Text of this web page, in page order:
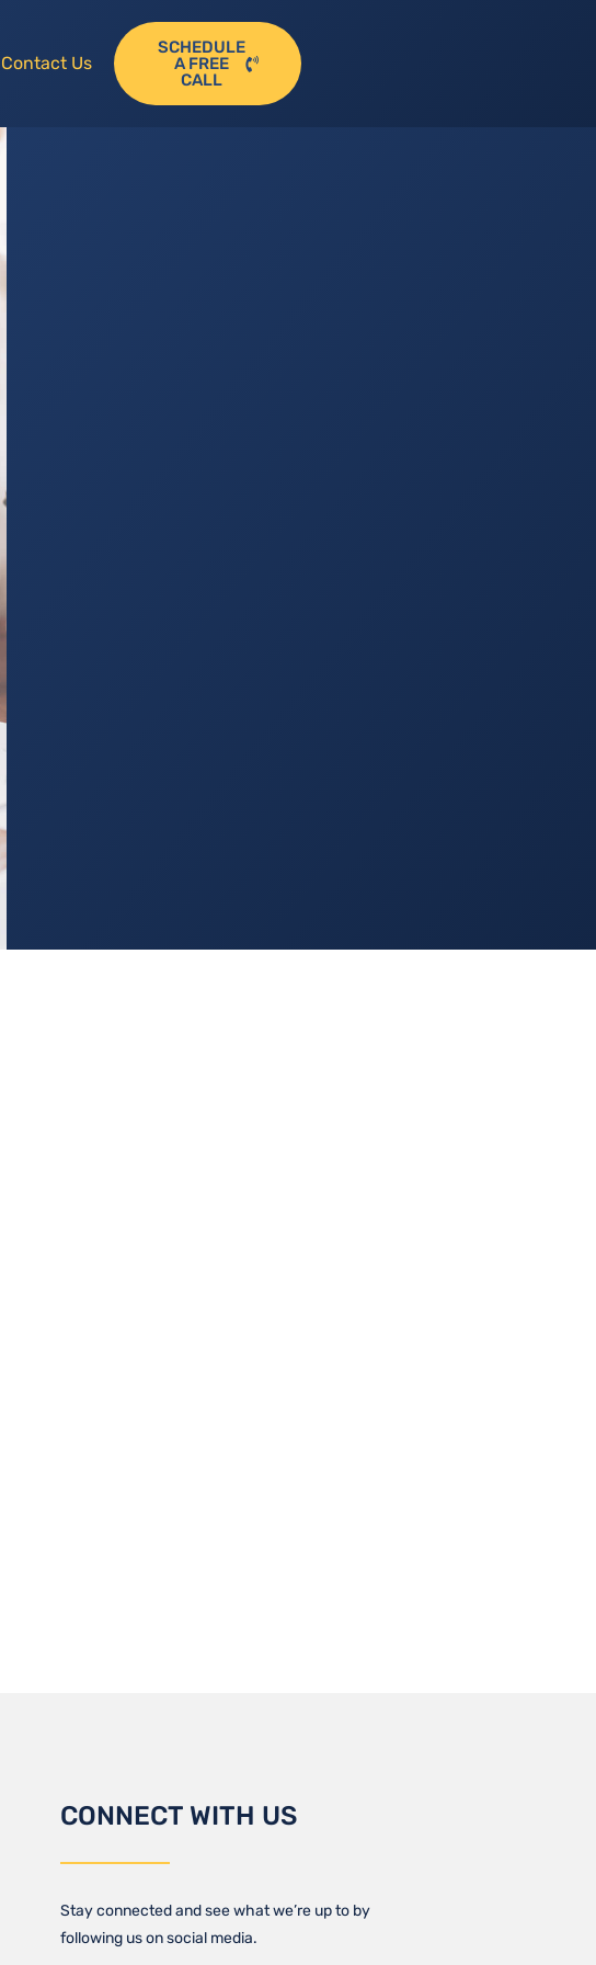
Contact Us
SCHEDULE
A FREE
CALL
CONNECT WITH US
Stay connected and see what we’re up to by
following us on social media.